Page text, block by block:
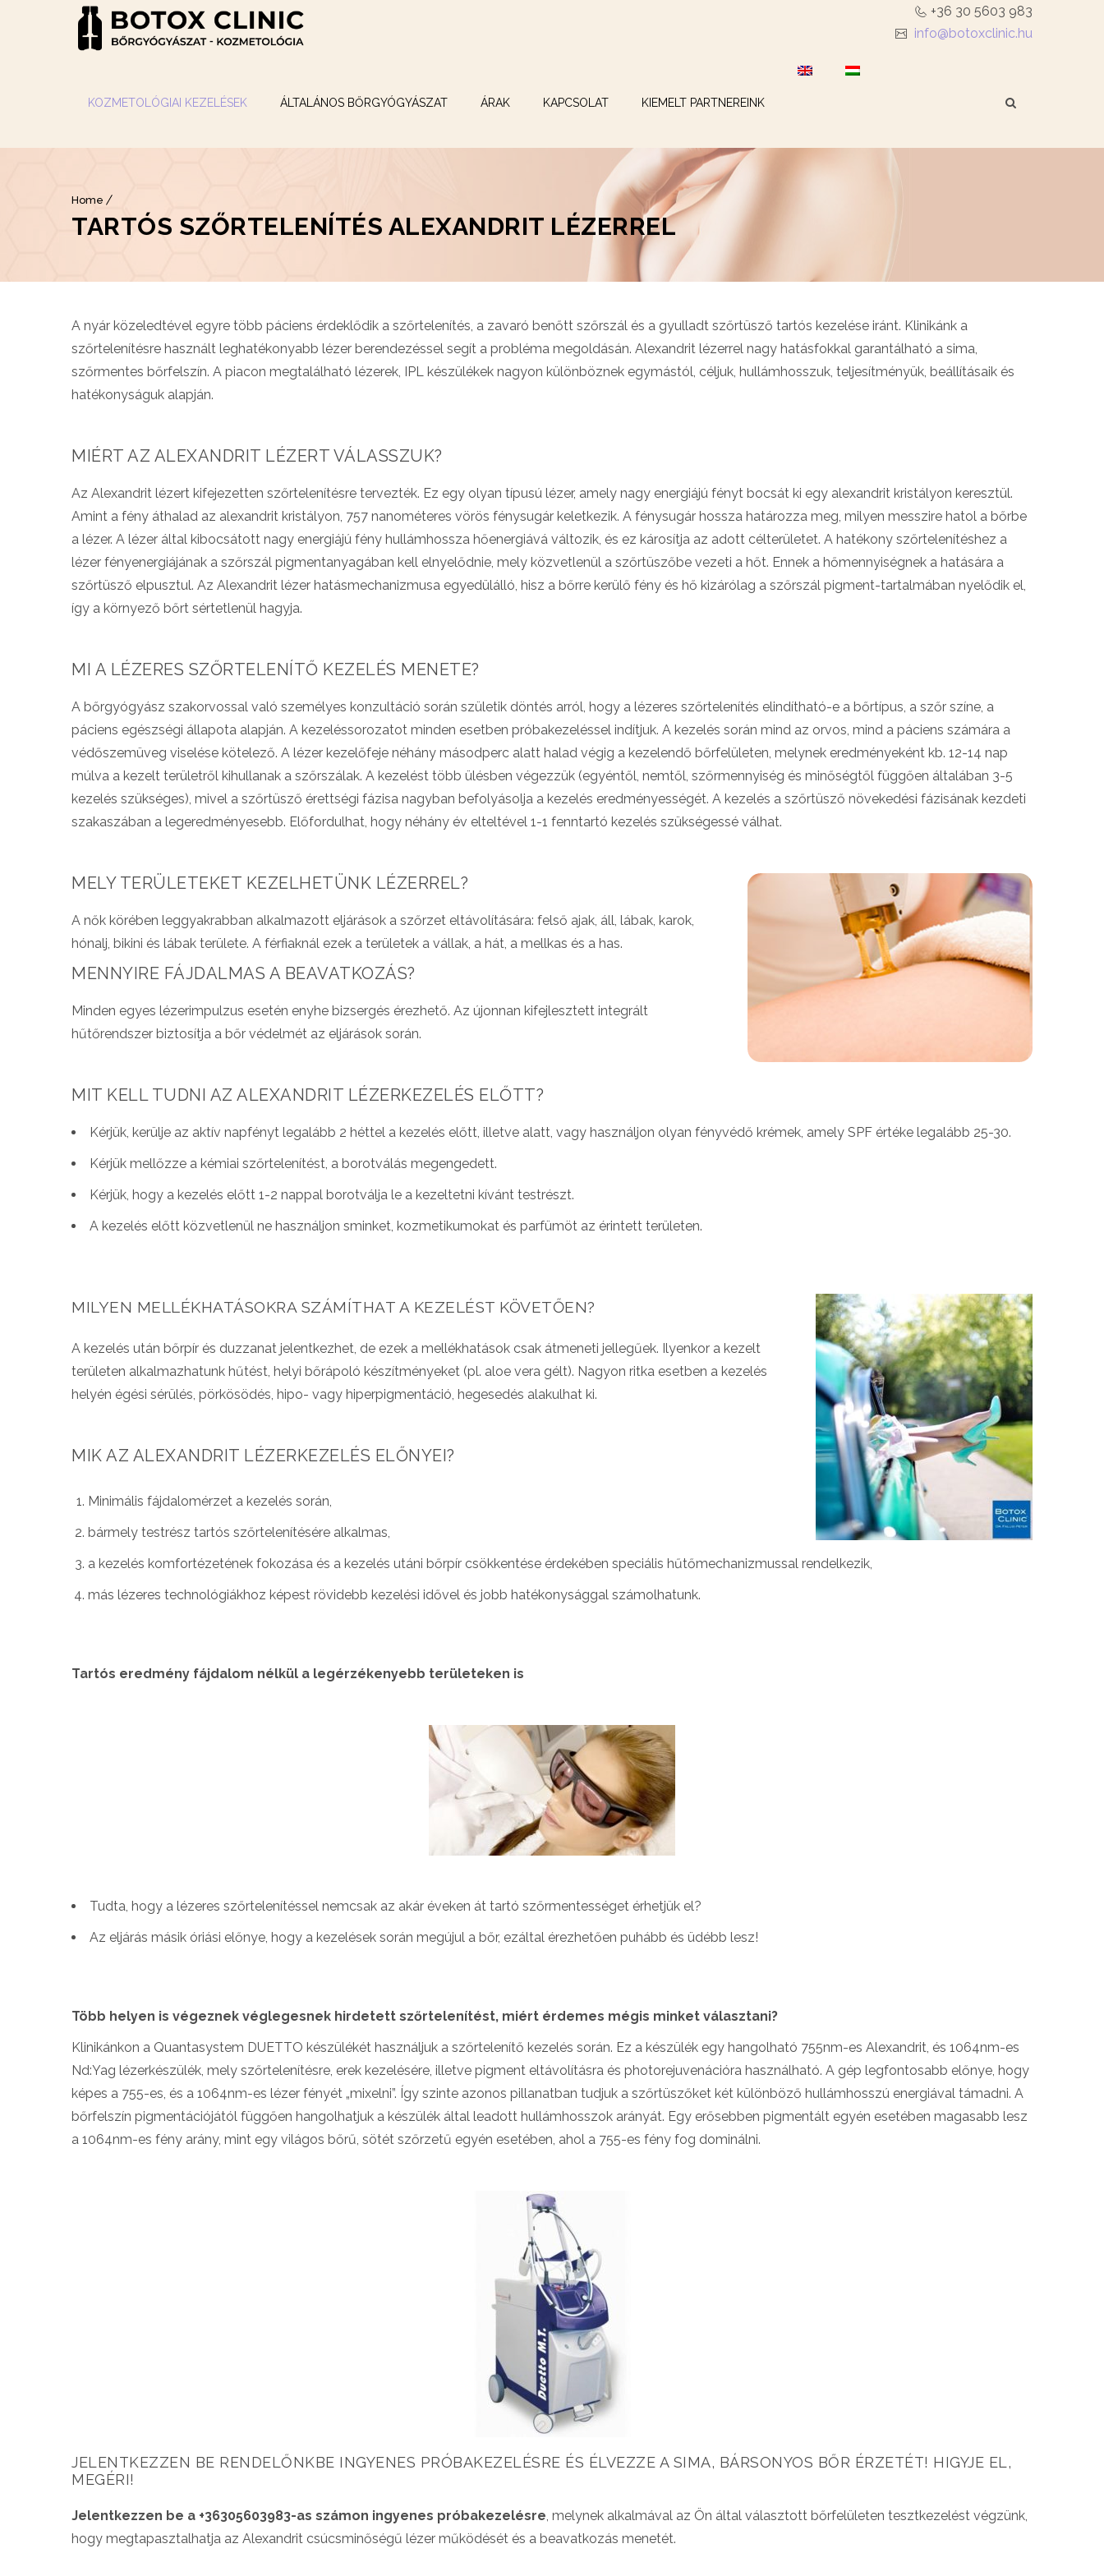
+36 30 5603 983
info@botoxclinic.hu
KOZMETOLÓGIAI KEZELÉSEK ÁLTALÁNOS BŐRGYÓGYÁSZAT ÁRAK KAPCSOLAT KIEMELT PARTNEREINK
Home
TARTÓS SZŐRTELENÍTÉS ALEXANDRIT LÉZERREL
A nyár közeledtével egyre több páciens érdeklődik a szőrtelenítés, a zavaró benőtt szőrszál és a gyulladt szőrtüsző tartós kezelése iránt. Klinikánk a
szőrtelenítésre használt leghatékonyabb lézer berendezéssel segít a probléma megoldásán. Alexandrit lézerrel nagy hatásfokkal garantálható a sima,
szőrmentes bőrfelszín. A piacon megtalálható lézerek, IPL készülékek nagyon különböznek egymástól, céljuk, hullámhosszuk, teljesítményük, beállításaik és
hatékonyságuk alapján.
MIÉRT AZ ALEXANDRIT LÉZERT VÁLASSZUK?
Az Alexandrit lézert kifejezetten szőrtelenítésre tervezték. Ez egy olyan típusú lézer, amely nagy energiájú fényt bocsát ki egy alexandrit kristályon keresztül.
Amint a fény áthalad az alexandrit kristályon, 757 nanométeres vörös fénysugár keletkezik. A fénysugár hossza határozza meg, milyen messzire hatol a bőrbe
a lézer. A lézer által kibocsátott nagy energiájú fény hullámhossza hőenergiává változik, és ez károsítja az adott célterületet. A hatékony szőrtelenítéshez a
lézer fényenergiájának a szőrszál pigmentanyagában kell elnyelődnie, mely közvetlenül a szőrtüszőbe vezeti a hőt. Ennek a hőmennyiségnek a hatására a
szőrtüsző elpusztul. Az Alexandrit lézer hatásmechanizmusa egyedülálló, hisz a bőrre kerülő fény és hő kizárólag a szőrszál pigment-tartalmában nyelődik el,
így a környező bőrt sértetlenül hagyja.
MI A LÉZERES SZŐRTELENÍTŐ KEZELÉS MENETE?
A bőrgyógyász szakorvossal való személyes konzultáció során születik döntés arról, hogy a lézeres szőrtelenítés elindítható-e a bőrtípus, a szőr színe, a
páciens egészségi állapota alapján. A kezeléssorozatot minden esetben próbakezeléssel indítjuk. A kezelés során mind az orvos, mind a páciens számára a
védőszemüveg viselése kötelező. A lézer kezelőfeje néhány másodperc alatt halad végig a kezelendő bőrfelületen, melynek eredményeként kb. 12-14 nap
múlva a kezelt területről kihullanak a szőrszálak. A kezelést több ülésben végezzük (egyéntől, nemtől, szőrmennyiség és minőségtől függően általában 3-5
kezelés szükséges), mivel a szőrtüsző érettségi fázisa nagyban befolyásolja a kezelés eredményességét. A kezelés a szőrtüsző növekedési fázisának kezdeti
szakaszában a legeredményesebb. Előfordulhat, hogy néhány év elteltével 1-1 fenntartó kezelés szükségessé válhat.
MELY TERÜLETEKET KEZELHETÜNK LÉZERREL?
A nők körében leggyakrabban alkalmazott eljárások a szőrzet eltávolítására: felső ajak, áll, lábak, karok,
hónalj, bikini és lábak területe. A férfiaknál ezek a területek a vállak, a hát, a mellkas és a has.
MENNYIRE FÁJDALMAS A BEAVATKOZÁS?
Minden egyes lézerimpulzus esetén enyhe bizsergés érezhető. Az újonnan kifejlesztett integrált
hűtőrendszer biztosítja a bőr védelmét az eljárások során.
MIT KELL TUDNI AZ ALEXANDRIT LÉZERKEZELÉS ELŐTT?
Kérjük, kerülje az aktív napfényt legalább 2 héttel a kezelés előtt, illetve alatt, vagy használjon olyan fényvédő krémek, amely SPF értéke legalább 25-30.
Kérjük mellőzze a kémiai szőrtelenítést, a borotválás megengedett.
Kérjük, hogy a kezelés előtt 1-2 nappal borotválja le a kezeltetni kívánt testrészt.
A kezelés előtt közvetlenül ne használjon sminket, kozmetikumokat és parfümöt az érintett területen.
MILYEN MELLÉKHATÁSOKRA SZÁMÍTHAT A KEZELÉST KÖVETŐEN?
A kezelés után bőrpír és duzzanat jelentkezhet, de ezek a mellékhatások csak átmeneti jellegűek. Ilyenkor a kezelt
területen alkalmazhatunk hűtést, helyi bőrápoló készítményeket (pl. aloe vera gélt). Nagyon ritka esetben a kezelés
helyén égési sérülés, pörkösödés, hipo- vagy hiperpigmentáció, hegesedés alakulhat ki.
MIK AZ ALEXANDRIT LÉZERKEZELÉS ELŐNYEI?
Minimális fájdalomérzet a kezelés során,
bármely testrész tartós szőrtelenítésére alkalmas,
a kezelés komfortézetének fokozása és a kezelés utáni bőrpír csökkentése érdekében speciális hűtőmechanizmussal rendelkezik,
más lézeres technológiákhoz képest rövidebb kezelési idővel és jobb hatékonysággal számolhatunk.
Tartós eredmény fájdalom nélkül a legérzékenyebb területeken is
Tudta, hogy a lézeres szőrtelenítéssel nemcsak az akár éveken át tartó szőrmentességet érhetjük el?
Az eljárás másik óriási előnye, hogy a kezelések során megújul a bőr, ezáltal érezhetően puhább és üdébb lesz!
Több helyen is végeznek véglegesnek hirdetett szőrtelenítést, miért érdemes mégis minket választani?
Klinikánkon a Quantasystem DUETTO készülékét használjuk a szőrtelenítő kezelés során. Ez a készülék egy hangolható 755nm-es Alexandrit, és 1064nm-es
Nd:Yag lézerkészülék, mely szőrtelenítésre, erek kezelésére, illetve pigment eltávolításra és photorejuvenációra használható. A gép legfontosabb előnye, hogy
képes a 755-es, és a 1064nm-es lézer fényét „mixelni”. Így szinte azonos pillanatban tudjuk a szőrtüszőket két különböző hullámhosszú energiával támadni. A
bőrfelszín pigmentációjától függően hangolhatjuk a készülék által leadott hullámhosszok arányát. Egy erősebben pigmentált egyén esetében magasabb lesz
a 1064nm-es fény arány, mint egy világos bőrű, sötét szőrzetű egyén esetében, ahol a 755-es fény fog dominálni.
JELENTKEZZEN BE RENDELŐNKBE INGYENES PRÓBAKEZELÉSRE ÉS ÉLVEZZE A SIMA, BÁRSONYOS BŐR ÉRZETÉT! HIGYJE EL,
MEGÉRI!
Jelentkezzen be a +36305603983-as számon ingyenes próbakezelésre, melynek alkalmával az Ön által választott bőrfelületen tesztkezelést végzünk,
hogy megtapasztalhatja az Alexandrit csúcsminőségű lézer működését és a beavatkozás menetét.